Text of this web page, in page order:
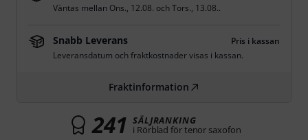
Väntas mellan Ons., 12.08. ochTors., 13.08..
Snabb Leverans
Pris i kassan
Leveransdatum och fraktkostnader visas i kassan.
Fraktinformation
241 SÄLJRANKING
i Rörblad för tenor saxofon